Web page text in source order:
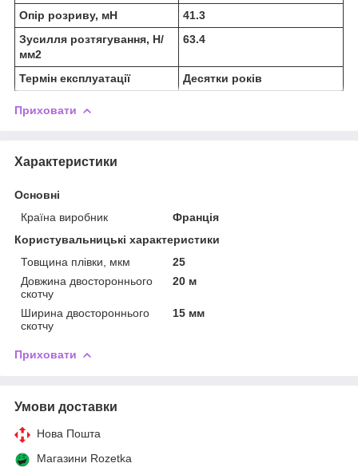
Опір розриву, мН
41.3
Зусилля розтягування, Н/
мм2
63.4
Термін експлуатації Десятки років
Приховати
Характеристики
Основні
Країна виробник
Франція
Користувальницькі характеристики
Товщина плівки, мкм
25
Довжина двостороннього
скотчу
20 м
Ширина двостороннього
скотчу
15 мм
Приховати
Умови доставки
Нова Пошта
Магазини Rozetka